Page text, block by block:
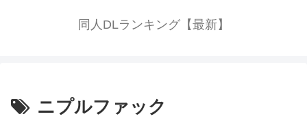
同人DLランキング【最新】
ニプルファック